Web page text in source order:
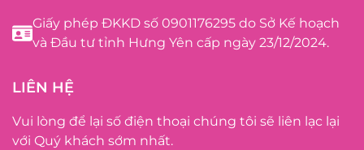
Giấy phép ĐKKD số 0901176295 do Sở Kế hoạch
và Đầu tư tỉnh Hưng Yên cấp ngày 23/12/2024.
LIÊN HỆ
Vui lòng để lại số điện thoại chúng tôi sẽ liên lạc lại
với Quý khách sớm nhất.